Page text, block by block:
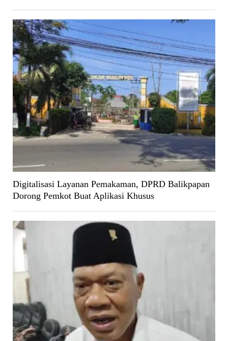
Digitalisasi Layanan Pemakaman, DPRD Balikpapan
Dorong Pemkot Buat Aplikasi Khusus